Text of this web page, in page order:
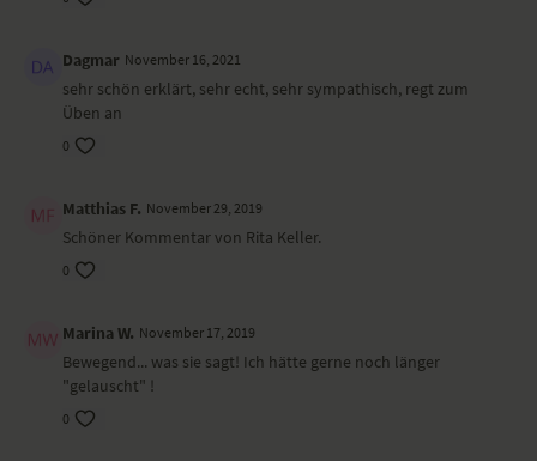
Dagmar November 16, 2021
sehr schön erklärt, sehr echt, sehr sympathisch, regt zum
Üben an
0
Matthias F. November 29, 2019
Schöner Kommentar von Rita Keller.
0
Marina W. November 17, 2019
Bewegend... was sie sagt! Ich hätte gerne noch länger
"gelauscht" !
0